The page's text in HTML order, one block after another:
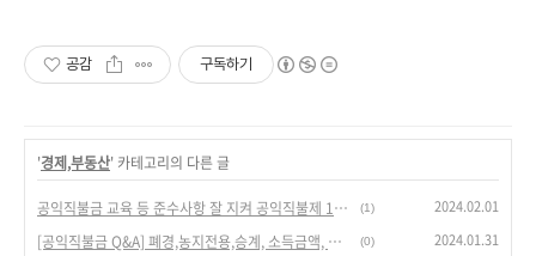
공감 구독하기
'경제,부동산' 카테고리의 다른 글
공익직불금 교육 등 준수사항 잘 지켜 공익직불제 100% 받기[부정수급주의] (1) 2024.02.01
[공익직불금 Q&A] 폐경,농지전용,승계, 소득금액, 경계 등 기본형 공익직불제 문의사항. (0) 2024.01.31